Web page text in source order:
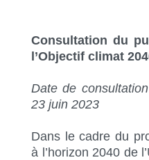
Consultation du
l’Objectif climat
Date de
23 juin 2023
Dans le cadre du
à l’horizon 2040 de